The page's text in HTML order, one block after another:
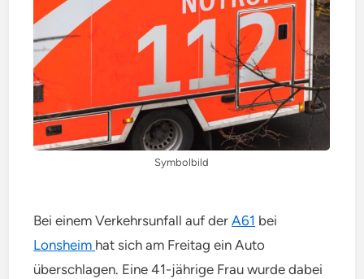
Symbolbild
Bei einem Verkehrsunfall auf derA61 bei
Lonsheim hat sich am Freitag ein Auto
überschlagen. Eine 41-jährige Frau wurde dabei